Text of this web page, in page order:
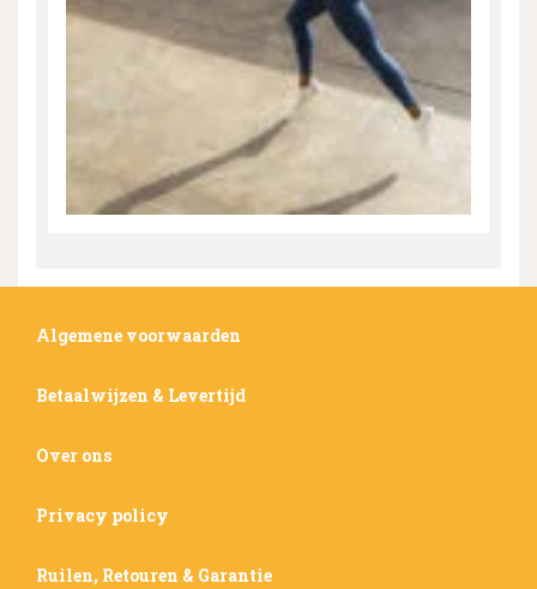
Algemene voorwaarden
Betaalwijzen & Levertijd
Over ons
Privacy policy
Ruilen, Retouren & Garantie